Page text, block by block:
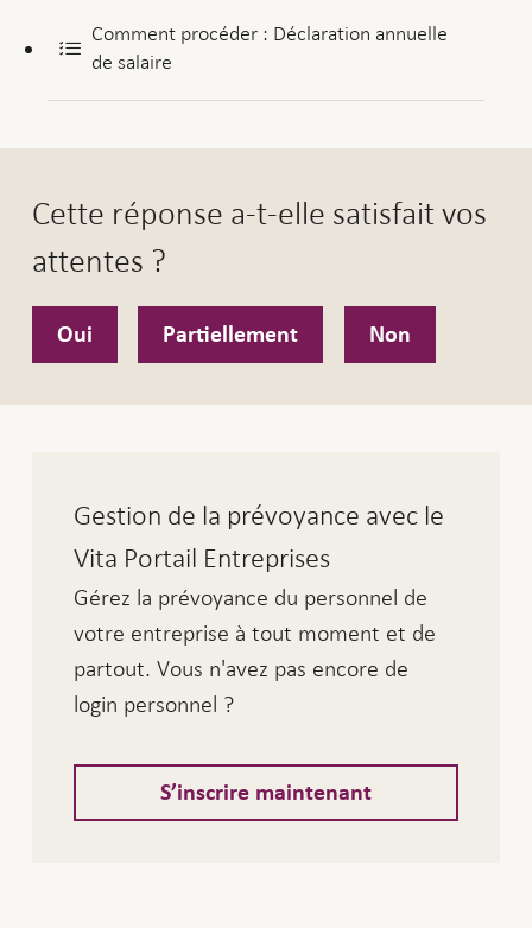
Comment procéder : Déclaration annuelle
de salaire
Cette réponse a-t-elle satisfait vos
attentes ?
Oui Partiellement Non
Gestion de la prévoyance avec le
Vita Portail Entreprises
Gérez la prévoyance du personnel de
votre entreprise à tout moment et de
partout. Vous n'avez pas encore de
login personnel ?
S’inscrire maintenant